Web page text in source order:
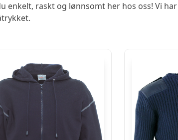
enkelt, raskt og lønnsomt her hos oss! Vi